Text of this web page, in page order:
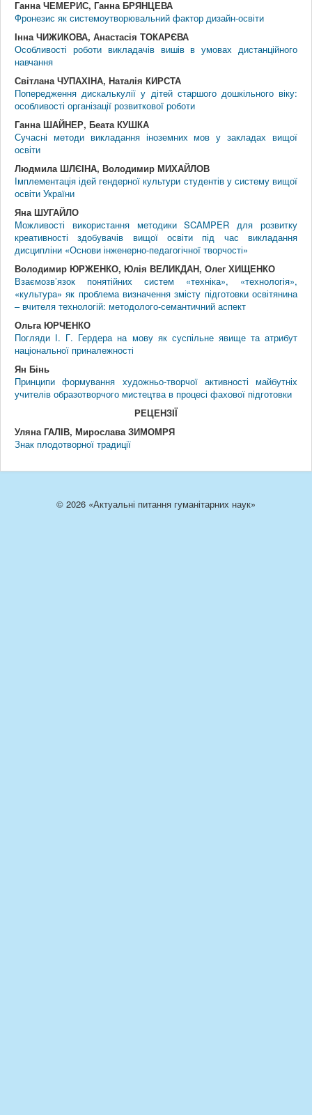
Ганна ЧЕМЕРИС, Ганна БРЯНЦЕВА
Фронезис як системоутворювальний фактор дизайн-освіти
Інна ЧИЖИКОВА, Анастасія ТОКАРЄВА
Особливості роботи викладачів вишів в умовах дистанційного
навчання
Світлана ЧУПАХІНА, Наталія КИРСТА
Попередження дискалькулії у дітей старшого дошкільного віку:
особливості організації розвиткової роботи
Ганна ШАЙНЕР, Беата КУШКА
Сучасні методи викладання іноземних мов у закладах вищої
освіти
Людмила ШЛЄІНА, Володимир МИХАЙЛОВ
Імплементація ідей гендерної культури студентів у систему вищої
освіти України
Яна ШУГАЙЛО
Можливості використання методики SCAMPER для розвитку
креативності здобувачів вищої освіти під час викладання
дисципліни «Основи інженерно-педагогічної творчості»
Володимир ЮРЖЕНКО, Юлія ВЕЛИКДАН, Олег ХИЩЕНКО
Взаємозв’язок понятійних систем «техніка», «технологія»,
«культура» як проблема визначення змісту підготовки освітянина
– вчителя технологій: методолого-семантичний аспект
Ольга ЮРЧЕНКО
Погляди І. Г. Гердера на мову як суспільне явище та атрибут
національної приналежності
Ян Бінь
Принципи формування художньо-творчої активності майбутніх
учителів образотворчого мистецтва в процесі фахової підготовки
РЕЦЕНЗIЇ
Уляна ГАЛІВ, Мирослава ЗИМОМРЯ
Знак плодотворної традиції
© 2026 «Актуальні питання гуманітарних наук»